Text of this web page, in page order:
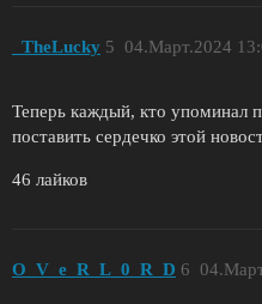
_TheLucky 04.Март.2024
5
Теперь каждый, кто упоминал
поставить сердечко этой
46 лайков
O_V_e_R_L_0_R_D 6